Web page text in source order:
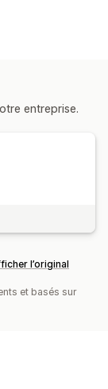
entreprise.
l’original
et basés sur